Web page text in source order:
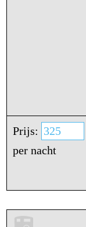
Prijs:
per nacht